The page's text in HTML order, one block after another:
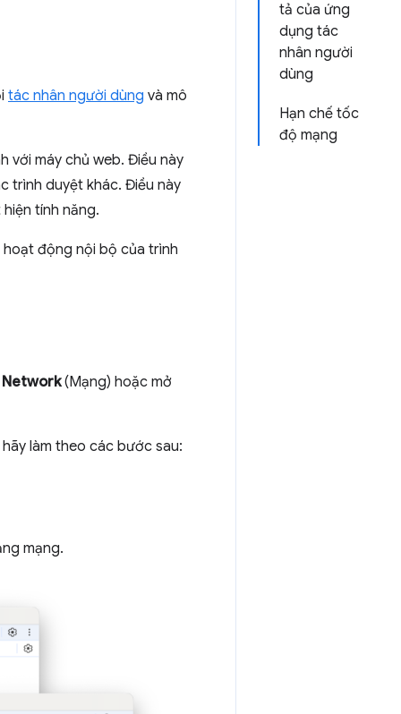
tả của ứng
dụng tác
nhân người
dùng
Hạn chế tốc
độ mạng
tác nhân người dùng và mô
với máy chủ web. Điều này
trình duyệt khác. Điều này
tính năng.
động nội bộ của trình
Network(Mạng) hoặc mở
hãy làm theo các bước sau:
mạng.